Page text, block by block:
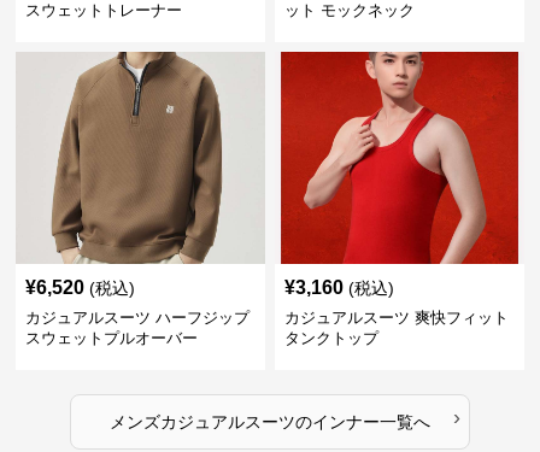
スウェットトレーナー
ット モックネック
¥6,520 (税込)
カジュアルスーツ ハーフジップ
スウェットプルオーバー
¥3,160 (税込)
カジュアルスーツ 爽快フィット
タンクトップ
メンズカジュアルスーツのインナー一覧へ ›